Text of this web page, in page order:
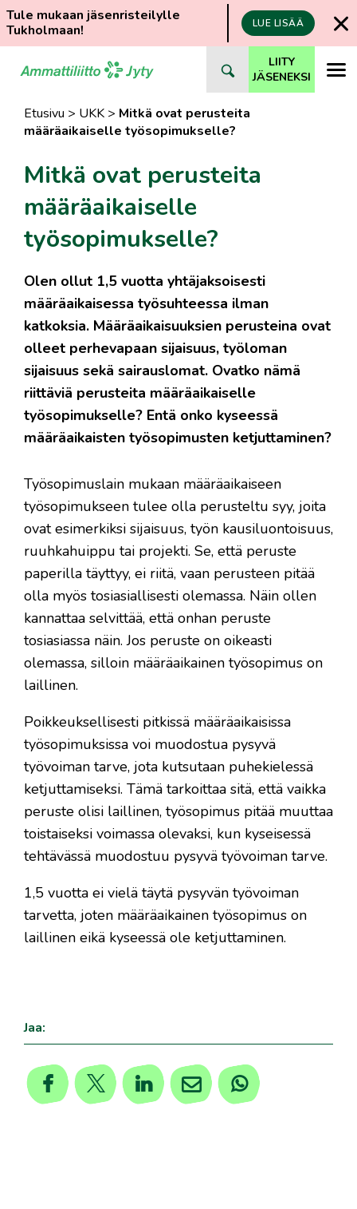
Tule mukaan jäsenristeilylle
Tukholmaan!
LUE LISÄÄ
suoraan
LIITY
JÄSENEKSI
Etusivu > UKK > Mitkä ovat perusteita
määräaikaiselle työsopimukselle?
Mitkä ovat perusteita
määräaikaiselle
työsopimukselle?
Olen ollut 1,5 vuotta yhtäjaksoisesti
määräaikaisessa työsuhteessa ilman
katkoksia. Määräaikaisuuksien perusteina ovat
olleet perhevapaan sijaisuus, työloman
sijaisuus sekä sairauslomat. Ovatko nämä
riittäviä perusteita määräaikaiselle
työsopimukselle? Entä onko kyseessä
määräaikaisten työsopimusten ketjuttaminen?
Työsopimuslain mukaan määräaikaiseen
työsopimukseen tulee olla perusteltu syy, joita
ovat esimerkiksi sijaisuus, työn kausiluontoisuus,
ruuhkahuippu tai projekti. Se, että peruste
paperilla täyttyy, ei riitä, vaan perusteen pitää
olla myös tosiasiallisesti olemassa. Näin ollen
kannattaa selvittää, että onhan peruste
tosiasiassa näin. Jos peruste on oikeasti
olemassa, silloin määräaikainen työsopimus on
laillinen.
Poikkeuksellisesti pitkissä määräaikaisissa
työsopimuksissa voi muodostua pysyvä
työvoiman tarve, jota kutsutaan puhekielessä
ketjuttamiseksi. Tämä tarkoittaa sitä, että vaikka
peruste olisi laillinen, työsopimus pitää muuttaa
toistaiseksi voimassa olevaksi, kun kyseisessä
tehtävässä muodostuu pysyvä työvoiman tarve.
1,5 vuotta ei vielä täytä pysyvän työvoiman
tarvetta, joten määräaikainen työsopimus on
laillinen eikä kyseessä ole ketjuttaminen.
Jaa: